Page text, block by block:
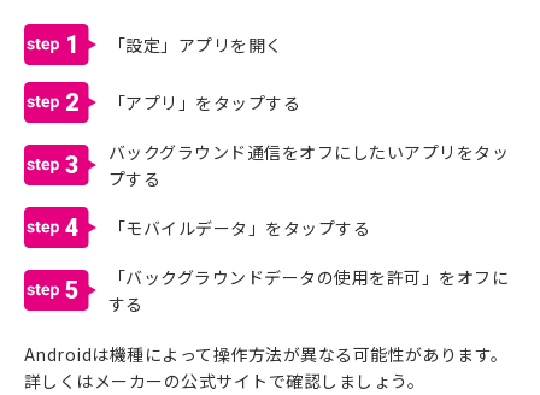
1 「設定」アプリを開く
2 「アプリ」をタップする
3
バックグラウンド通信をオフにしたいアプリをタッ
プする
4 「モバイルデータ」をタップする
5
「バックグラウンドデータの使用を許可」をオフに
する
Androidは機種によって操作方法が異なる可能性があります。
詳しくはメーカーの公式サイトで確認しましょう。